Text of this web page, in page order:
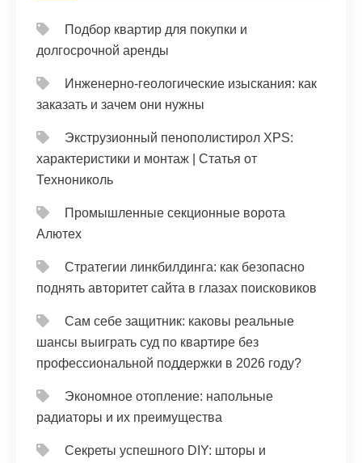
Подбор квартир для покупки и
долгосрочной аренды
Инженерно-геологические изыскания: как
заказать и зачем они нужны
Экструзионный пенополистирол XPS:
характеристики и монтаж | Статья от
Технониколь
Промышленные секционные ворота
Алютех
Стратегии линкбилдинга: как безопасно
поднять авторитет сайта в глазах поисковиков
Сам себе защитник: каковы реальные
шансы выиграть суд по квартире без
профессиональной поддержки в 2026 году?
Экономное отопление: напольные
радиаторы и их преимущества
Секреты успешного DIY: шторы и